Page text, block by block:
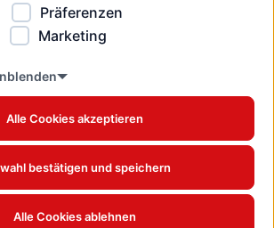
Präferenzen
Marketing
Alle Cookies akzeptieren
bestätigen und speichern
Alle Cookies ablehnen